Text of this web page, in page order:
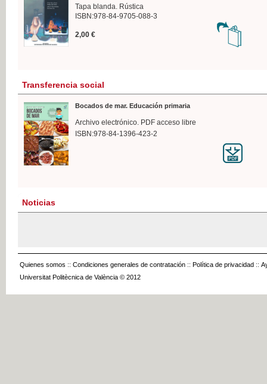
Tapa blanda. Rústica
ISBN:978-84-9705-088-3
2,00 €
Transferencia social
Bocados de mar. Educación primaria
Archivo electrónico. PDF acceso libre
ISBN:978-84-1396-423-2
Noticias
Quienes somos :: Condiciones generales de contratación :: Política de privacidad ::
Universitat Politècnica de València © 2012